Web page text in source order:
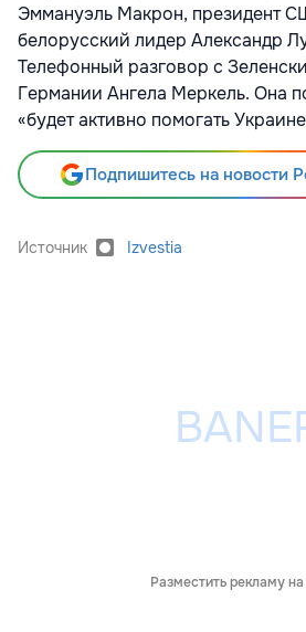
Эммануэль Макрон, президент
белорусский лидер Александр
Телефонный разговор с
Германии Ангела Меркель. Она
«будет активно помогать
Подпишитесь на новости
Источник Izvestia
Разместить рекламу